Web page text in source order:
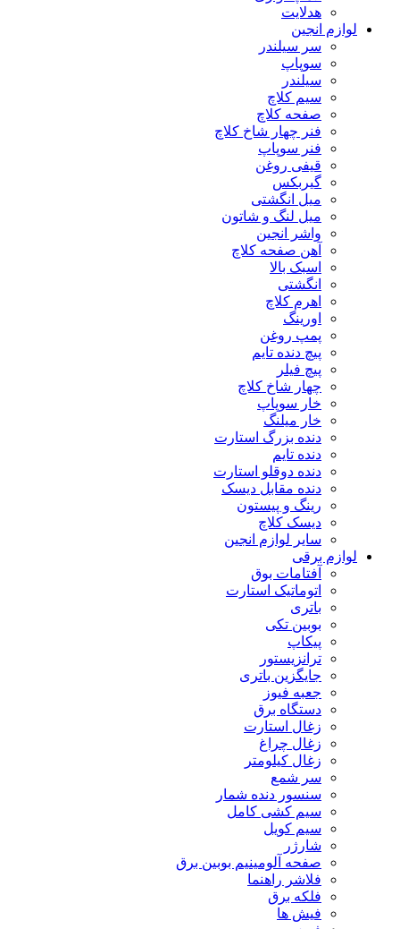
هدلایت
لوازم انجین
سر سیلندر
سوپاپ
سیلندر
سیم کلاچ
صفحه کلاچ
فنر چهار شاخ کلاچ
فنر سوپاپ
قیفی روغن
گیربکس
میل انگشتی
میل لنگ و شاتون
واشر انجین
آهن صفحه کلاچ
اسبک بالا
انگشتی
اهرم کلاچ
اورینگ
پمپ روغن
پیچ دنده تایم
پیچ فیلر
چهار شاخ کلاچ
خار سوپاپ
خار میلنگ
دنده بزرگ استارت
دنده تایم
دنده دوقلو استارت
دنده مقابل دیسک
رینگ و پیستون
دیسک کلاچ
سایر لوازم انجین
لوازم برقی
آفتامات بوق
اتوماتیک استارت
باتری
بوبین تکی
پیکاپ
ترانزیستور
جایگزین باتری
جعبه فیوز
دستگاه برق
زغال استارت
زغال چراغ
زغال کیلومتر
سر شمع
سنسور دنده شمار
سیم کشی کامل
سیم کویل
شارژر
صفحه آلومینیم بوبین برق
فلاشر راهنما
فلکه برق
فیش ها